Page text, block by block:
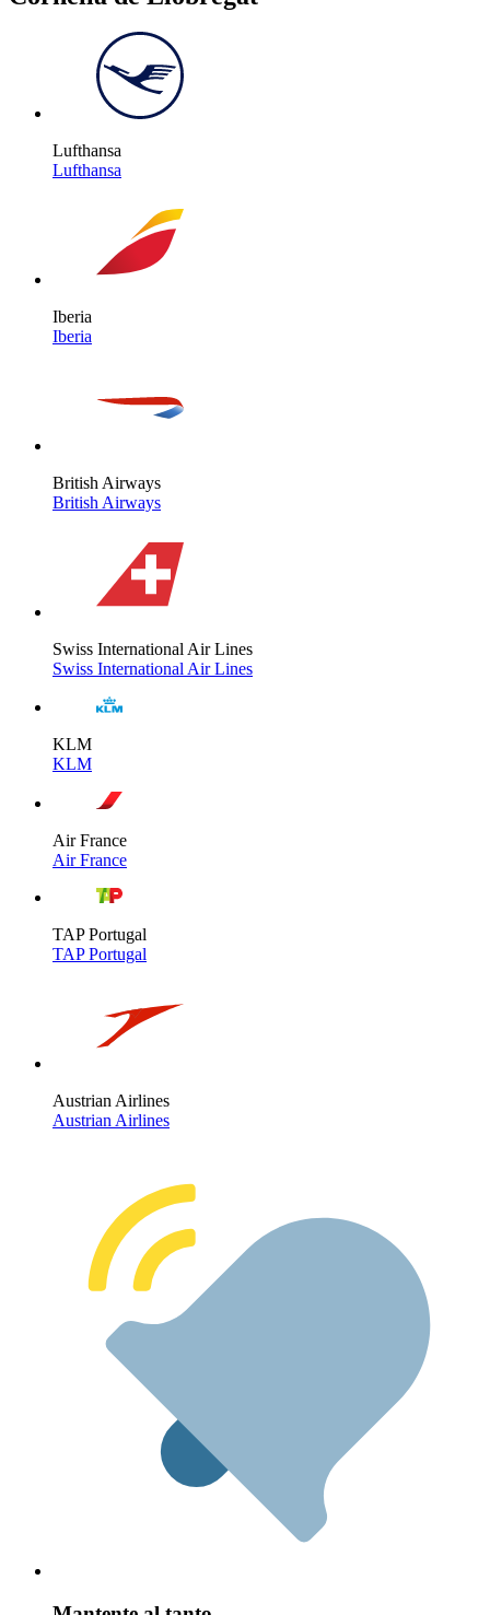
Lufthansa
Lufthansa
Iberia
Iberia
British Airways
British Airways
Swiss International Air Lines
Swiss International Air Lines
KLM
KLM
Air France
Air France
TAP Portugal
TAP Portugal
Austrian Airlines
Austrian Airlines